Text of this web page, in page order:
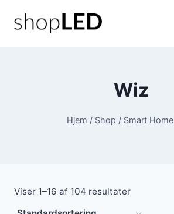
Wiz
Hjem / Shop / Smart Home
Viser 1–16 af 104 resultater